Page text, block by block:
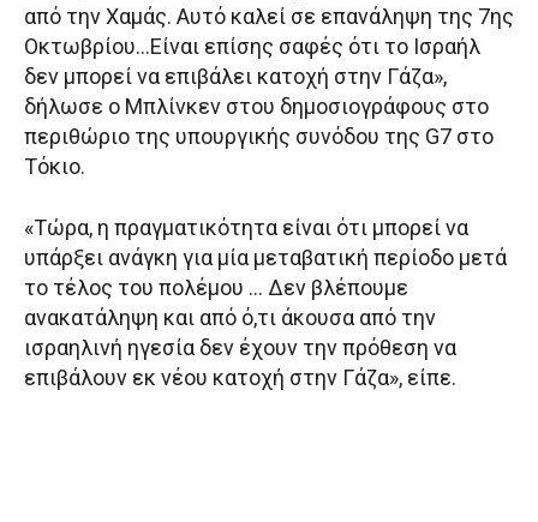
από την Χαμάς. Αυτό καλεί σε επανάληψη της 7ης
Οκτωβρίου…Είναι επίσης σαφές ότι το Ισραήλ
δεν μπορεί να επιβάλει κατοχή στην Γάζα»,
δήλωσε ο Μπλίνκεν στου δημοσιογράφους στο
περιθώριο της υπουργικής συνόδου της G7 στο
Τόκιο.
«Τώρα, η πραγματικότητα είναι ότι μπορεί να
υπάρξει ανάγκη για μία μεταβατική περίοδο μετά
το τέλος του πολέμου … Δεν βλέπουμε
ανακατάληψη και από ό,τι άκουσα από την
ισραηλινή ηγεσία δεν έχουν την πρόθεση να
επιβάλουν εκ νέου κατοχή στην Γάζα», είπε.